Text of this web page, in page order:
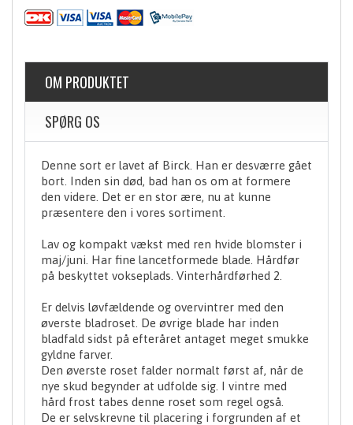
OM PRODUKTET
SPØRG OS
Denne sort er lavet af Birck. Han er desværre gået
bort. Inden sin død, bad han os om at formere
den videre. Det er en stor ære, nu at kunne
præsentere den i vores sortiment.
Lav og kompakt vækst med ren hvide blomster i
maj/juni. Har fine lancetformede blade. Hårdfør
på beskyttet vokseplads. Vinterhårdførhed 2.
Er delvis løvfældende og overvintrer med den
øverste bladroset. De øvrige blade har inden
bladfald sidst på efteråret antaget meget smukke
gyldne farver.
Den øverste roset falder normalt først af, når de
nye skud begynder at udfolde sig. I vintre med
hård frost tabes denne roset som regel også.
De er selvskrevne til placering i forgrunden af et